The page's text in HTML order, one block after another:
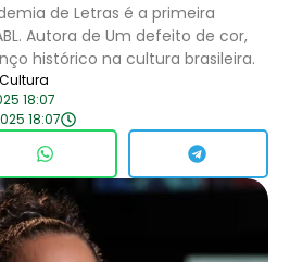
de Letras é a primeira
Autora de Um defeito de cor,
histórico na cultura brasileira.
Cultura
18:07
18:07